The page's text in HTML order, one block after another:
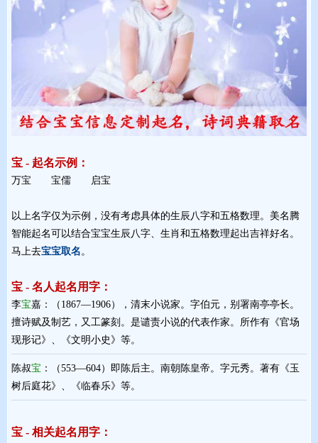
宝 - 起名示例：
万宝 宝儒 启宝
以上名字仅为示例，没有考虑具体的生辰八字和五格数理。美名腾
智能起名可以结合宝宝生辰八字、生肖和五格数理起出吉祥好名。
马上去宝宝取名。
宝 - 名人起名用字：
李宝嘉：（1867—1906），清末小说家。字伯元，别署南亭亭长。
擅诗赋及制艺，又工篆刻。是谴责小说的代表作家。所作有《官场
现形记》、《文明小史》等。
陈叔宝 ：（553—604）即陈后主。南朝陈皇帝。字元秀。著有《玉
树后庭花》、《临春乐》等。
宝 - 相关起名用字：